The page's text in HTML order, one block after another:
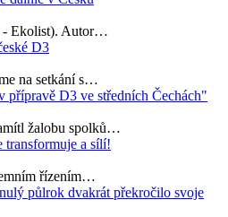
- Ekolist). Autor…
D3
na setkání s…
přípravě D3 ve středních Čechách"
žalobu spolků…
transformuje a sílí!
řízením…
půlrok dvakrát překročilo svoje